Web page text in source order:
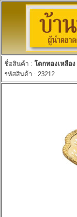
ชื่อสินค้า : โตกทองเหลือง
รหัสสินค้า : 23212